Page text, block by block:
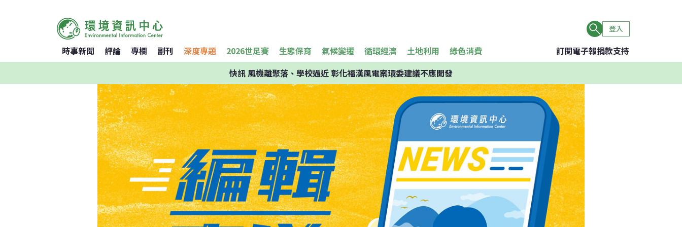
登入
時事新聞 評論 專欄 副刊 深度專題 2026世足賽 生態保育 氣候變遷 循環經濟 土地利用 綠色消費 訂閱電子報捐款支持
快訊風機離聚落、學校過近 彰化福漢風電案環委建議不應開發